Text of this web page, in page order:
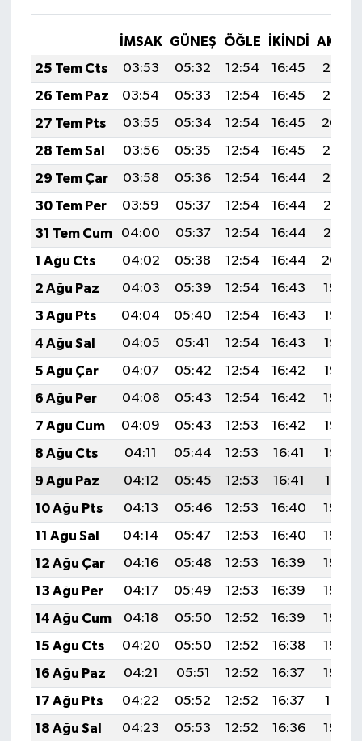
İMSAK GÜNEŞ ÖĞLE İKINDI
25 Tem Cts
03:53 05:32 12:54 16:45
20:06
26 Tem Paz
03:54 05:33 12:54 16:45
20:05
27 Tem Pts
03:55 05:34 12:54 16:45
20:04
28 Tem Sal
03:56 05:35 12:54 16:45
20:03
29 Tem Çar
03:58 05:36 12:54 16:44
20:02
30 Tem Per
03:59 05:37 12:54 16:44
20:01
31 Tem Cum
04:00 05:37 12:54 16:44
20:01
1 Ağu Cts
04:02 05:38 12:54 16:44
20:00
2 Ağu Paz
04:03 05:39 12:54 16:43
19:59
3 Ağu Pts
04:04 05:40 12:54 16:43
19:58
4 Ağu Sal
04:05 05:41 12:54 16:43
19:57
5 Ağu Çar
04:07 05:42 12:54 16:42
19:56
6 Ağu Per
04:08 05:43 12:54 16:42
19:54
7 Ağu Cum
04:09 05:43 12:53 16:42
19:53
8 Ağu Cts
04:11 05:44 12:53 16:41
19:52
9 Ağu Paz
04:12 05:45 12:53 16:41
19:51
10 Ağu Pts
04:13 05:46 12:53 16:40
19:50
11 Ağu Sal
04:14 05:47 12:53 16:40
19:49
12 Ağu Çar
04:16 05:48 12:53 16:39
19:48
13 Ağu Per
04:17 05:49 12:53 16:39
19:46
14 Ağu Cum
04:18 05:50 12:52 16:39
19:45
15 Ağu Cts
04:20 05:50 12:52 16:38
19:44
16 Ağu Paz
04:21 05:51 12:52 16:37
19:43
17 Ağu Pts
04:22 05:52 12:52 16:37
19:41
18 Ağu Sal
04:23 05:53 12:52 16:36
19:40